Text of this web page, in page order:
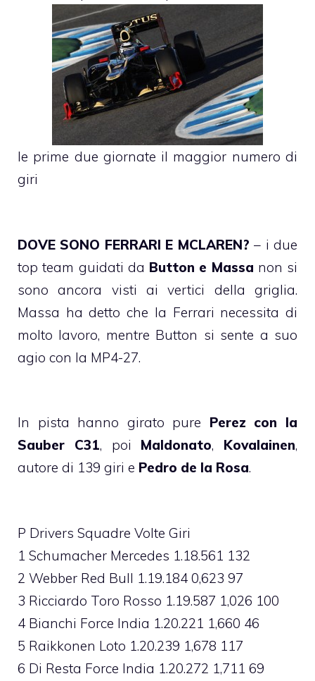
le prime due giornate il maggior numero di
giri
DOVE SONO FERRARI E MCLAREN? – i due
top team guidati da Button e Massa non si
sono ancora visti ai vertici della griglia.
Massa ha detto che la Ferrari necessita di
molto lavoro, mentre Button si sente a suo
agio con la MP4-27.
In pista hanno girato pure Perez con la
Sauber C31, poi Maldonato, Kovalainen,
autore di 139 giri e Pedro de la Rosa.
P Drivers Squadre Volte Giri
1 Schumacher Mercedes 1.18.561 132
2 Webber Red Bull 1.19.184 0,623 97
3 Ricciardo Toro Rosso 1.19.587 1,026 100
4 Bianchi Force India 1.20.221 1,660 46
5 Raikkonen Loto 1.20.239 1,678 117
6 Di Resta Force India 1.20.272 1,711 69